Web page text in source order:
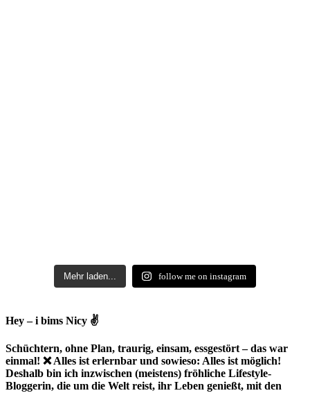
Mehr laden... follow me on instagram
Hey – i bims Nicy ✌
Schüchtern, ohne Plan, traurig, einsam, essgestört – das war
einmal! ❌ Alles ist erlernbar und sowieso: Alles ist möglich!
Deshalb bin ich inzwischen (meistens) fröhliche Lifestyle-
Bloggerin, die um die Welt reist, ihr Leben genießt, mit den